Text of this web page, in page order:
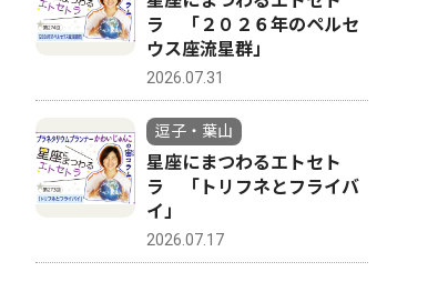
ラ 「２０２６年のペルセ
ウス座流星群」
2026.07.31
逗子・葉山
星座にまつわるエトセト
ラ 「トリフネとフライバ
イ」
2026.07.17